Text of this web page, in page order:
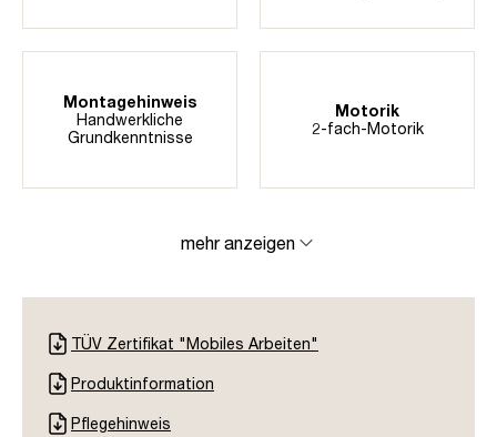
Montagehinweis
Handwerkliche
Grundkenntnisse
Motorik
2-fach-Motorik
mehr anzeigen
TÜV Zertifikat "Mobiles Arbeiten"
Produktinformation
Pflegehinweis